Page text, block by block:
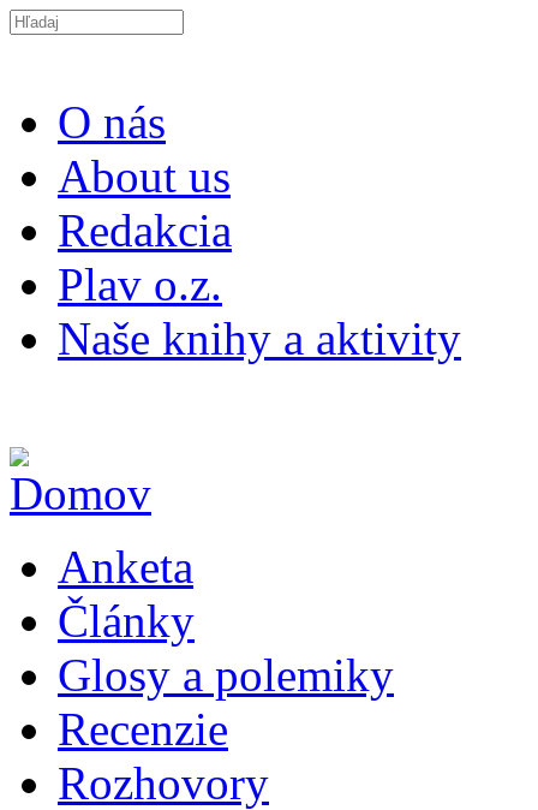
Skočiť na hlavný obsah
Search this site
O nás
About us
Redakcia
Plav o.z.
Naše knihy a aktivity
PlavAnketa
Články
Glosy a polemiky
Recenzie
Rozhovory